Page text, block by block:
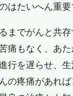
はたいへん重要
までがんと共
痛もなく、あ
行を遅らせ、
の疼痛があれ